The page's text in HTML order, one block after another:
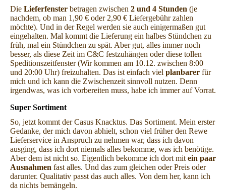
Die Lieferfenster betragen zwischen 2 und 4 Stunden (je
nachdem, ob man 1,90 € oder 2,90 € Liefergebühr zahlen
möchte). Und in der Regel werden sie auch einigermaßen gut
eingehalten. Mal kommt die Lieferung ein halbes Stündchen zu
früh, mal ein Stündchen zu spät. Aber gut, alles immer noch
besser, als diese Zeit im C&C festzuhängen oder diese tollen
Speditionszeitfenster (Wir kommen am 10.12. zwischen 8:00
und 20:00 Uhr) freizuhalten. Das ist einfach viel planbarer für
mich und ich kann die Zwischenzeit sinnvoll nutzen. Denn
irgendwas, was ich vorbereiten muss, habe ich immer auf Vorrat.
Super Sortiment
So, jetzt kommt der Casus Knacktus. Das Sortiment. Mein erster
Gedanke, der mich davon abhielt, schon viel früher den Rewe
Lieferservice in Anspruch zu nehmen war, dass ich davon
ausging, dass ich dort niemals alles bekomme, was ich benötige.
Aber dem ist nicht so. Eigentlich bekomme ich dort mit ein paar
Ausnahmen fast alles. Und das zum gleichen oder Preis oder
darunter. Qualitativ passt das auch alles. Von dem her, kann ich
da nichts bemängeln.